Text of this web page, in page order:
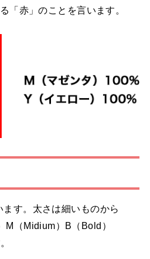
「赤」のことを言います。
す。太さは細いものから
（Midium）B（Bold）